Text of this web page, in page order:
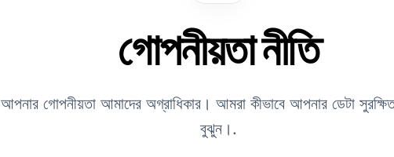
গোপনীয়তা নীতি
আপনার গোপনীয়তা আমাদের অগ্রাধিকার। আমরা কীভাবে আপনার ডেটা সুরক্ষিত
বুঝুন।.